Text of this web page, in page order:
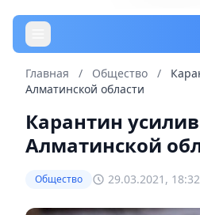
Главная / Общество /
Алматинской области
Карантин
Алматинской
Общество 29.03.2021, 18:32